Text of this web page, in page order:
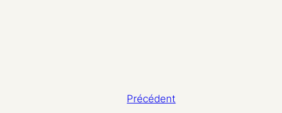
Précédent